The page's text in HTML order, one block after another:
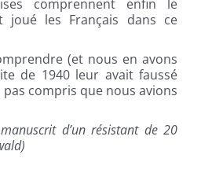
comprennent enfin le
joué les Français dans ce
(et nous en avons
de 1940 leur avait faussé
pas compris que nous avions
d’un résistant de 20